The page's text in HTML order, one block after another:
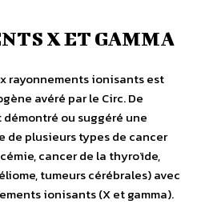
X ET GAMMA
rayonnements ionisants est
avéré par le Circ. De
ou suggéré une
de plusieurs types de cancer
cancer de la thyroïde,
tumeurs cérébrales) avec
ionisants (X et gamma).